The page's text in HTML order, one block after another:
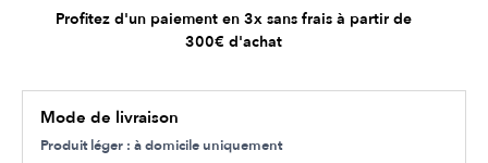
Profitez d'un paiement en 3x sans frais à partir de
300€ d'achat
Mode de livraison
Produit léger : à domicile uniquement